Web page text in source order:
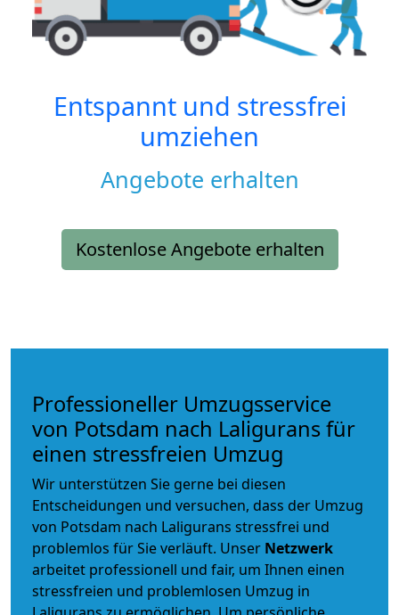
Entspannt und stressfrei
umziehen
Angebote erhalten
Kostenlose Angebote erhalten
Professioneller Umzugsservice
von Potsdam nach Laligurans für
einen stressfreien Umzug
Wir unterstützen Sie gerne bei diesen
Entscheidungen und versuchen, dass der Umzug
von Potsdam nach Laligurans stressfrei und
problemlos für Sie verläuft. Unser Netzwerk
arbeitet professionell und fair, um Ihnen einen
stressfreien und problemlosen Umzug in